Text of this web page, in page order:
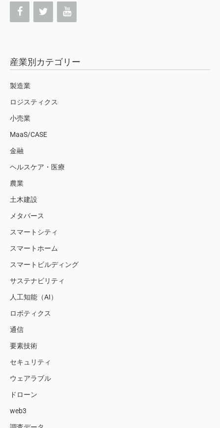
産業別カテゴリー
製造業
ロジスティクス
小売業
MaaS/CASE
金融
ヘルスケア・医療
農業
土木建設
メタバース
スマートシティ
スマートホーム
スマートビルディング
サステナビリティ
人工知能（AI）
ロボティクス
通信
要素技術
セキュリティ
ウェアラブル
ドローン
web3